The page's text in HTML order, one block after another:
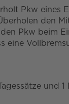
Pkw eines
den
Pkw beim
eine
und